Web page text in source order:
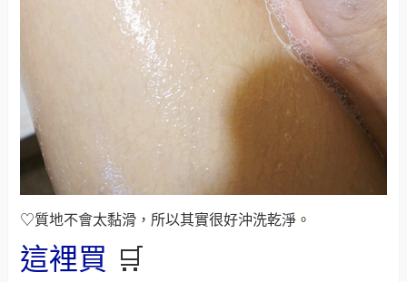
♡質地不會太黏滑，所以其實很好沖洗乾淨 。
這裡買 🛒